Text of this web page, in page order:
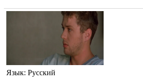
Язык: Русский